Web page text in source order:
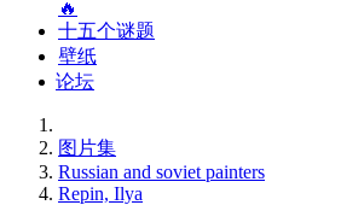
🔥
十五个谜题
壁纸
论坛
图片集
Russian and soviet painters
Repin, Ilya